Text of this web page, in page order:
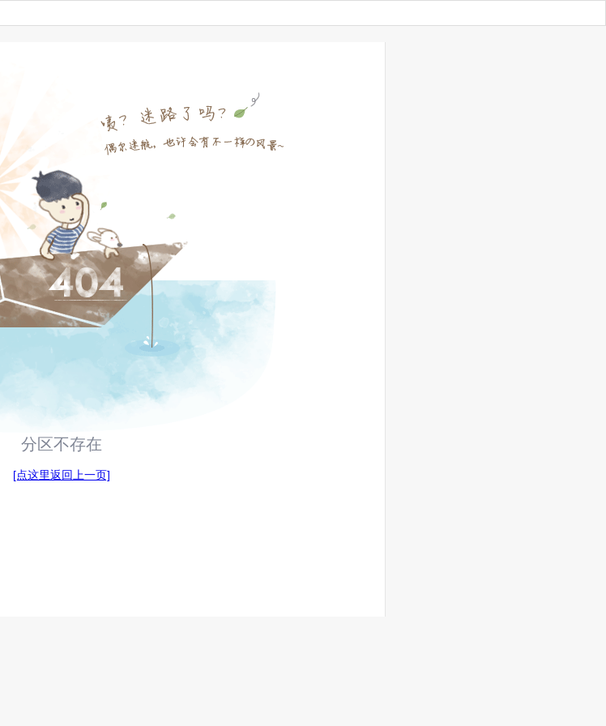
分区不存在
[点这里返回上一页]